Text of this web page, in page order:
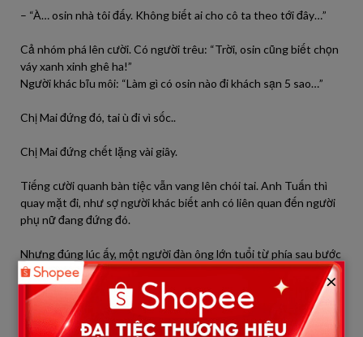
– “À… osin nhà tôi đấy. Không biết ai cho cô ta theo tới đây…”
Cả nhóm phá lên cười. Có người trêu: “Trời, osin cũng biết chọn
váy xanh xinh ghê ha!”
Người khác bĩu môi: “Làm gì có osin nào đi khách sạn 5 sao…”
Chị Mai đứng đó, tai ù đi vì sốc..
Chị Mai đứng chết lặng vài giây.
Tiếng cười quanh bàn tiệc vẫn vang lên chói tai. Anh Tuấn thì
quay mặt đi, như sợ người khác biết anh có liên quan đến người
phụ nữ đang đứng đó.
Nhưng đúng lúc ấy, một người đàn ông lớn tuổi từ phía sau bước
tới. Đó là ông Khải — chủ tịch tập đoàn.
Ông nhìn chị Mai rất lâu rồi bất ngờ sửng sốt:
— Cô… có phải là Mai không?
×